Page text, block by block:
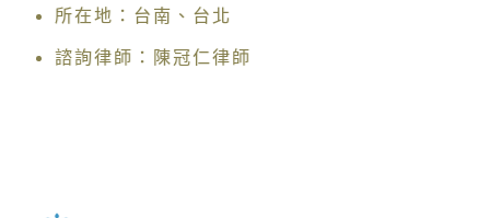
所在地：台南、台北
諮詢律師：陳冠仁律師